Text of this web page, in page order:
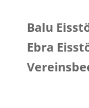
Balu
Ebra